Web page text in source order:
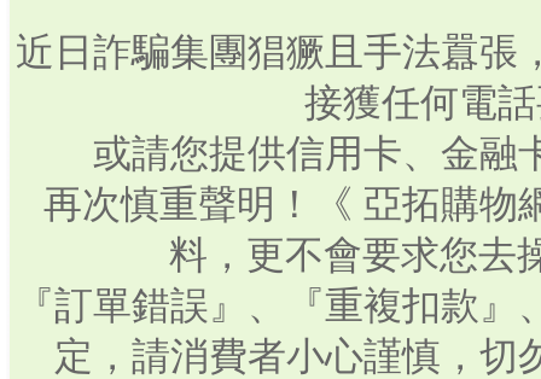
近日詐騙集團猖獗且手法囂張
接獲任何電
或請您提供信用卡、金融
再次慎重聲明！《 亞拓購物
料，更不會要求您去
『訂單錯誤』、『重複扣款
定，請消費者小心謹慎，切